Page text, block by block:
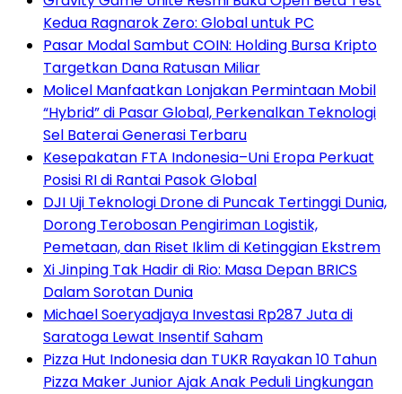
Kedua Ragnarok Zero: Global untuk PC
Pasar Modal Sambut COIN: Holding Bursa Kripto
Targetkan Dana Ratusan Miliar
Molicel Manfaatkan Lonjakan Permintaan Mobil
“Hybrid” di Pasar Global, Perkenalkan Teknologi
Sel Baterai Generasi Terbaru
Kesepakatan FTA Indonesia–Uni Eropa Perkuat
Posisi RI di Rantai Pasok Global
DJI Uji Teknologi Drone di Puncak Tertinggi Dunia,
Dorong Terobosan Pengiriman Logistik,
Pemetaan, dan Riset Iklim di Ketinggian Ekstrem
Xi Jinping Tak Hadir di Rio: Masa Depan BRICS
Dalam Sorotan Dunia
Michael Soeryadjaya Investasi Rp287 Juta di
Saratoga Lewat Insentif Saham
Pizza Hut Indonesia dan TUKR Rayakan 10 Tahun
Pizza Maker Junior Ajak Anak Peduli Lingkungan